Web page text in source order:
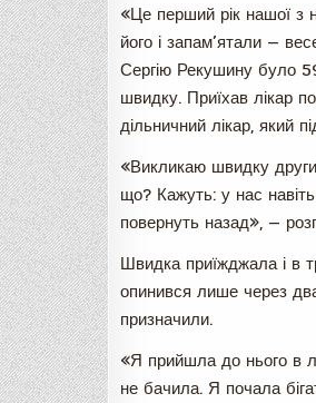
«Це перший рік нашої з
його і запам’ятали —
Сергію Рекушину було
швидку. Приїхав лікар
дільничний лікар, який
«Викликаю швидку
що? Кажуть: у нас
повернуть назад», —
Швидка приїжджала і в
опинився лише через
призначили.
«Я прийшла до нього в
не бачила. Я почала